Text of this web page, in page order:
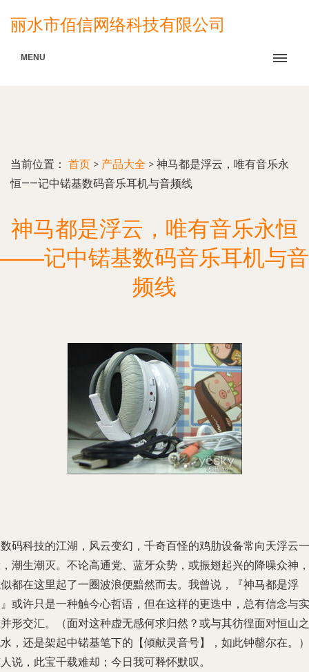
丽水市佰信网络科技有限公司
MENU
当前位置： 首页 > 产品大全 > 神马都是浮云，唯有音乐永
恒——记中锘基数码音乐耳机与音频线
神马都是浮云，唯有音乐永恒
——记中锘基数码音乐耳机与音
频线
码科技的江湖，风云变幻，千奇百怪的鸡肋设备常向天浮云一
潮生潮灭。不论高通党、蓝牙众势，或振翅起兴的降噪众神，
都在这里起了一圈波浪便黯然而去。我曾说，『神马都是浮
或许只是一种触今心哲语，但在这样的更迭中，总有信念与实
形交汇。（面对这种虚无感何求归然？或与其彷徨面对恒山之
，还是架起中锘基笔下的【倾献灵音号】，如此钟罄尔在。）
说，此宝千载难却；今日我可释怀默叹。